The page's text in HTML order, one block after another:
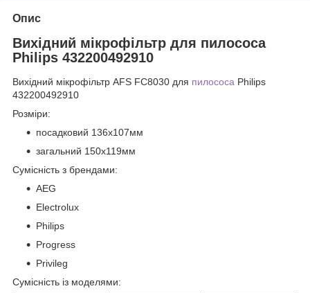
Опис
Вихідний мікрофільтр для пилососа
Philips 432200492910
Вихідний мікрофільтр AFS FC8030 для пилососа Philips
432200492910
Розміри:
посадковий 136х107мм
загальний 150х119мм
Сумісність з брендами:
AEG
Electrolux
Philips
Progress
Privileg
Сумісність із моделями: